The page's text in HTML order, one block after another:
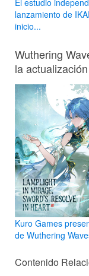
lanzamiento de
inicio...
Wuthering
la
Kuro Games
de Wuthering
Contenido